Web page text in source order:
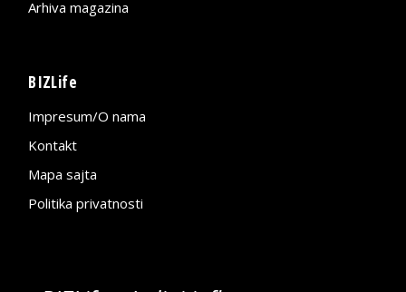
Arhiva magazina
BIZLife
Impresum/O nama
Kontakt
Mapa sajta
Politika privatnosti